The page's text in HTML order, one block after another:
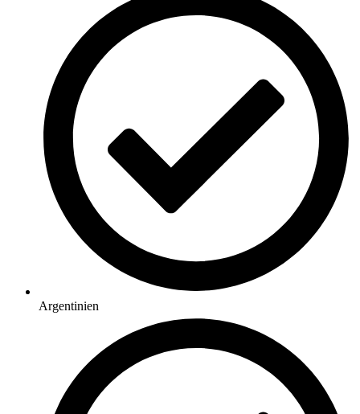
Argentinien